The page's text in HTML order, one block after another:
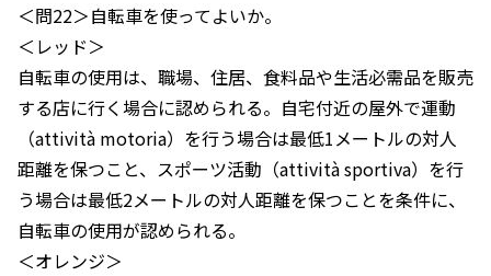
＜問22＞自転車を使ってよいか。
＜レッド＞
自転車の使用は、職場、住居、食料品や生活必需品を販売
する店に行く場合に認められる。自宅付近の屋外で運動
（attività motoria）を行う場合は最低1メートルの対人
距離を保つこと、スポーツ活動（attività sportiva）を行
う場合は最低2メートルの対人距離を保つことを条件に、
自転車の使用が認められる。
＜オレンジ＞